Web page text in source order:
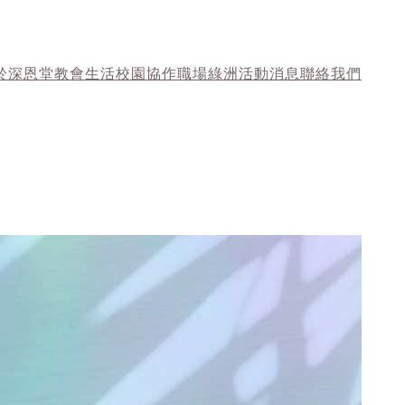
深恩堂教會生活校園協作職場綠洲活動消息聯絡我們